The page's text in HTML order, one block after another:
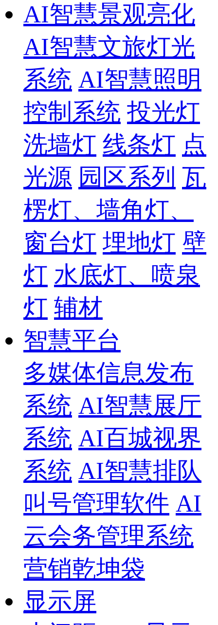
AI智慧景观亮化
AI智慧文旅灯光
系统 AI智慧照明
控制系统 投光灯
洗墙灯 线条灯 点
光源 园区系列 瓦
楞灯、墙角灯、
窗台灯 埋地灯 壁
灯 水底灯、喷泉
灯 辅材
智慧平台
多媒体信息发布
系统 AI智慧展厅
系统 AI百城视界
系统 AI智慧排队
叫号管理软件 AI
云会务管理系统
营销乾坤袋
显示屏